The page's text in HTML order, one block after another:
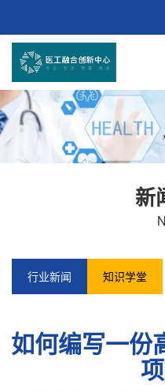
新
行业新闻 知识学堂
如何编写一份